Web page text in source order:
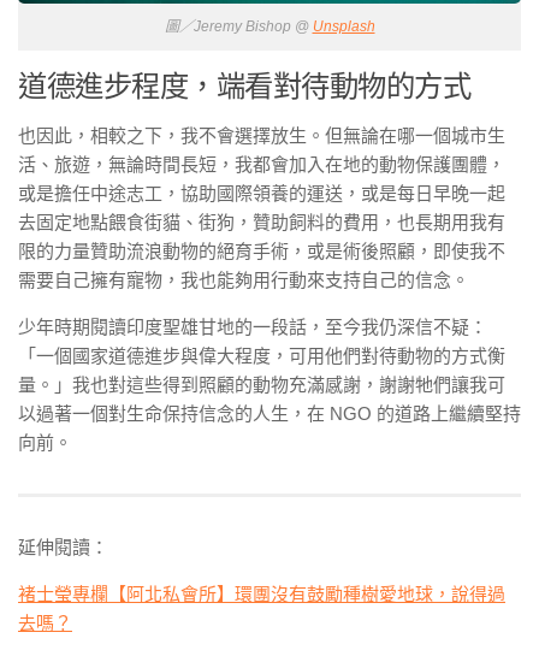
圖／Jeremy Bishop @ Unsplash
道德進步程度，端看對待動物的方式
也因此，相較之下，我不會選擇放生。但無論在哪一個城市生
活、旅遊，無論時間長短，我都會加入在地的動物保護團體，
或是擔任中途志工，協助國際領養的運送，或是每日早晚一起
去固定地點餵食街貓、街狗，贊助飼料的費用，也長期用我有
限的力量贊助流浪動物的絕育手術，或是術後照顧，即使我不
需要自己擁有寵物，我也能夠用行動來支持自己的信念。
少年時期閱讀印度聖雄甘地的一段話，至今我仍深信不疑：
「一個國家道德進步與偉大程度，可用他們對待動物的方式衡
量。」我也對這些得到照顧的動物充滿感謝，謝謝牠們讓我可
以過著一個對生命保持信念的人生，在 NGO 的道路上繼續堅持
向前。
延伸閱讀：
褚士瑩專欄【阿北私會所】環團沒有鼓勵種樹愛地球，說得過
去嗎？